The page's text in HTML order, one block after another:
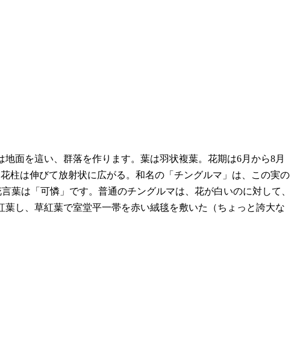
面を這い、群落を作ります。葉は羽状複葉。花期は6月から8月
柱は伸びて放射状に広がる。和名の「チングルマ」は、この実の
は「可憐」です。普通のチングルマは、花が白いのに対して、
し、草紅葉で室堂平一帯を赤い絨毯を敷いた（ちょっと誇大な